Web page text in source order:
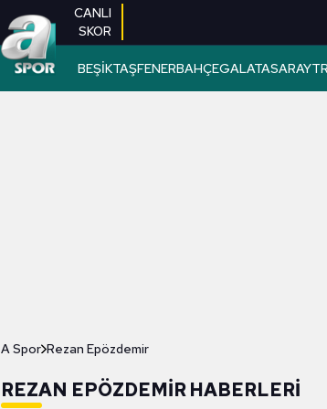
CANLI
SKOR
BEŞİKTAŞFENERBAHÇEGALATASARAY
A Spor Rezan Epözdemir
REZAN EPÖZDEMIR HABERLERI